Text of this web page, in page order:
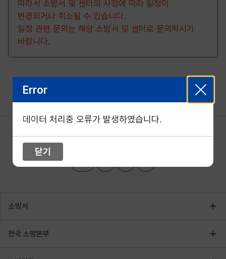
따라서 소방서 및 센터의 사정에 따라 일정이
변경되거나 취소될 수 있습니다.
일정 관련 문의는 해당 소방서 및 센터로 문의하시기
바랍니다.
소방서
전국 소방본부
Error
데이터 처리중 오류가 발생하였습니다.
닫기